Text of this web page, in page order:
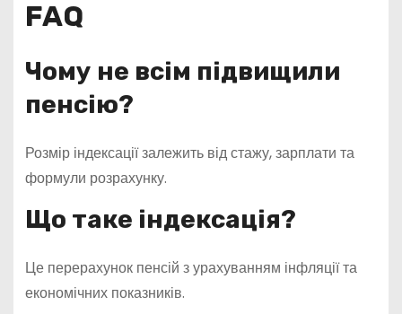
FAQ
Чому не всім підвищили
пенсію?
Розмір індексації залежить від стажу, зарплати та
формули розрахунку.
Що таке індексація?
Це перерахунок пенсій з урахуванням інфляції та
економічних показників.